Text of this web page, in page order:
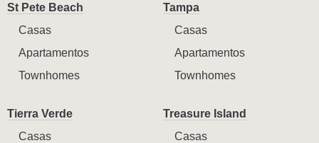
St Pete Beach
Casas
Apartamentos
Townhomes
Tampa
Casas
Apartamentos
Townhomes
Tierra Verde
Casas
Treasure Island
Casas